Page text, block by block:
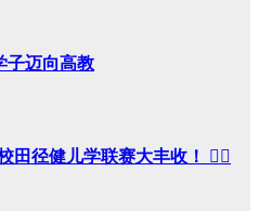
子迈向高教
田径健儿学联赛大丰收！ 🏃‍♀️